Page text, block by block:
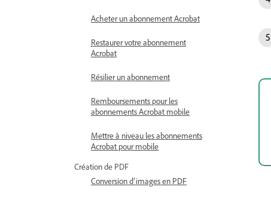
Acheter un abonnement Acrobat
Restaurer votre abonnement
Acrobat
Résilier un abonnement
Remboursements pour les
abonnements Acrobat mobile
Mettre à niveau les abonnements
Acrobat pour mobile
Création de PDF
Conversion d’images en PDF